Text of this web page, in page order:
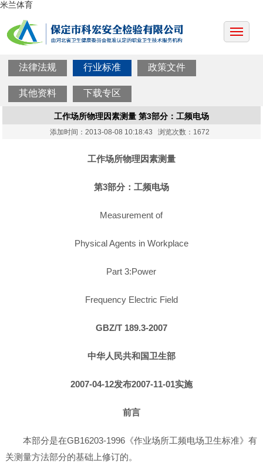
米兰体育
法律法规 行业标准 政策文件
其他资料 下载专区
工作场所物理因素测量 第3部分：工频电场
添加时间：2013-08-08 10:18:43 浏览次数：1672
工作场所物理因素测量
第3部分：工频电场
Measurement of
Physical Agents in Workplace
Part 3:Power
Frequency Electric Field
GBZ/T 189.3-2007
中华人民共和国卫生部
2007-04-12发布2007-11-01实施
前言
本部分是在GB16203-1996《作业场所工频电场卫生标准》有
关测量方法部分的基础上修订的。